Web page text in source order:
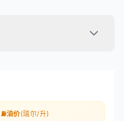
⛽油价(瑞尔/升)